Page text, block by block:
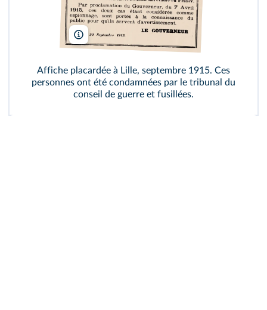
Collection IM/Kharbine-Tapabor
Affiche placardée à Lille, septembre 1915. Ces
personnes ont été condamnées par le tribunal du
conseil de guerre et fusillées.